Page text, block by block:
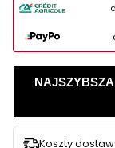
Koszty